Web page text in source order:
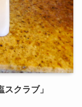
スクラブ」